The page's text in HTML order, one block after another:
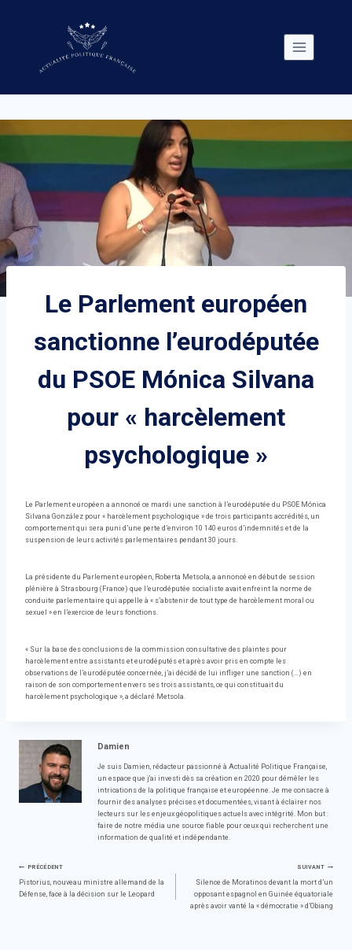
Le Parlement européen
sanctionne l’eurodéputée
du PSOE Mónica Silvana
pour « harcèlement
psychologique »
Le Parlement européen a annoncé ce mardi une sanction à l’eurodéputée du PSOE Mónica
Silvana González pour « harcèlement psychologique » de trois participants accrédités, un
comportement qui sera puni d’une perte d’environ 10 140 euros d’indemnités et de la
suspension de leurs activités parlementaires pendant 30 jours.
La présidente du Parlement européen, Roberta Metsola, a annoncé en début de session
plénière à Strasbourg (France) que l’eurodéputée socialiste avait enfreint la norme de
conduite parlementaire qui appelle à « s’abstenir de tout type de harcèlement moral ou
sexuel » en l’exercice de leurs fonctions.
« Sur la base des conclusions de la commission consultative des plaintes pour
harcèlement entre assistants et eurodéputés et après avoir pris en compte les
observations de l’eurodéputée concernée, j’ai décidé de lui infliger une sanction (…) en
raison de son comportement envers ses trois assistants, ce qui constituait du
harcèlement psychologique », a déclaré Metsola.
Damien
Je suis Damien, rédacteur passionné à Actualité Politique Française,
un espace que j'ai investi dès sa création en 2020 pour démêler les
intrications de la politique française et européenne. Je me consacre à
fournir des analyses précises et documentées, visant à éclairer nos
lecteurs sur les enjeux géopolitiques actuels avec intégrité. Mon but :
faire de notre média une source fiable pour ceux qui recherchent une
information de qualité et indépendante.
Navigation
PRÉCÉDENT
Pistorius, nouveau ministre allemand de la
Défense, face à la décision sur le Leopard
SUIVANT
Silence de Moratinos devant la mort d’un
opposant espagnol en Guinée équatoriale
après avoir vanté la « démocratie » d’Obiang